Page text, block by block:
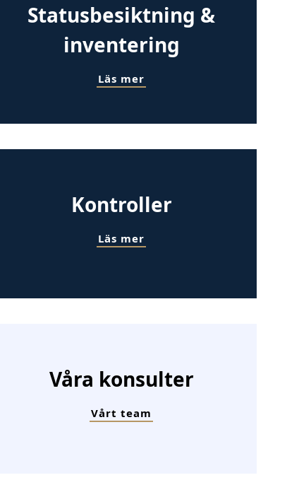
Statusbesiktning &
inventering
Läs mer
Kontroller
Läs mer
Våra konsulter
Vårt team